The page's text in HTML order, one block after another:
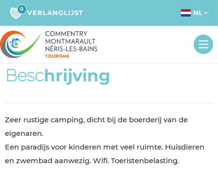
0 VERLANGLIJST NL
Beschrijving
Zeer rustige camping, dicht bij de boerderij van de
eigenaren.
Een paradijs voor kinderen met veel ruimte. Huisdieren
en zwembad aanwezig. Wifi. Toeristenbelasting.